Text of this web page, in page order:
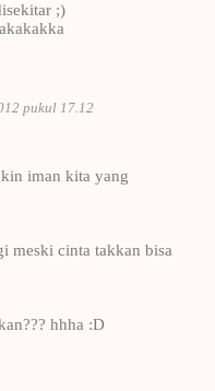
;)
pukul 17.12
iman kita yang
meski cinta takkan bisa
hhha :D